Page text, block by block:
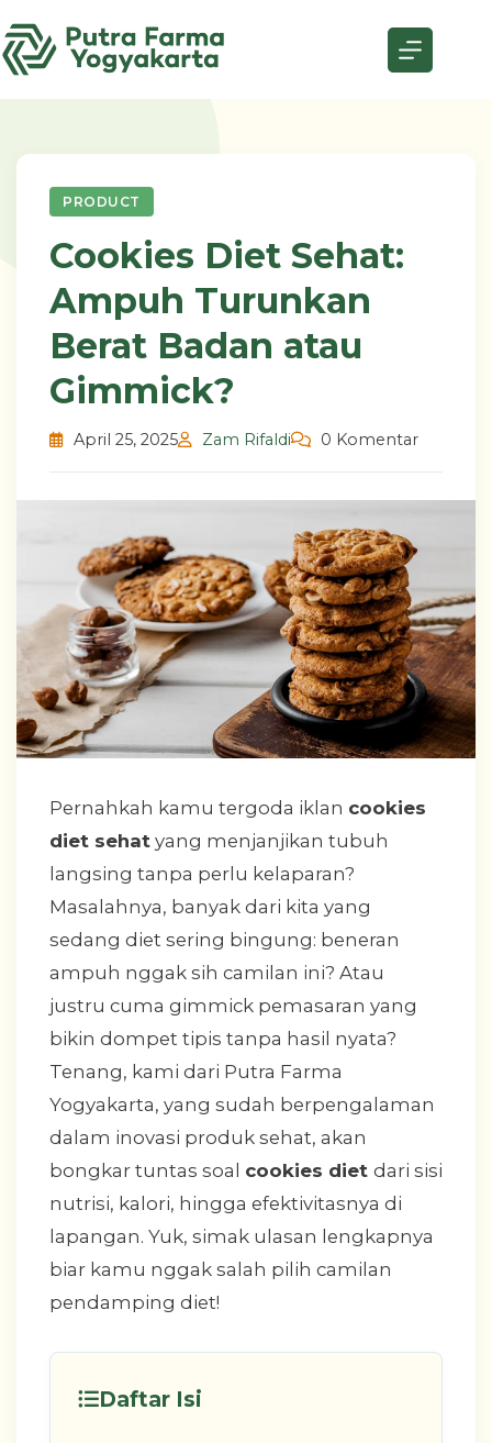
to
content
PRODUCT
Cookies Diet Sehat:
Ampuh Turunkan
Berat Badan atau
Gimmick?
April 25, 2025 Zam Rifaldi 0 Komentar
Pernahkah kamu tergoda iklan cookies
diet sehat yang menjanjikan tubuh
langsing tanpa perlu kelaparan?
Masalahnya, banyak dari kita yang
sedang diet sering bingung: beneran
ampuh nggak sih camilan ini? Atau
justru cuma gimmick pemasaran yang
bikin dompet tipis tanpa hasil nyata?
Tenang, kami dari Putra Farma
Yogyakarta, yang sudah berpengalaman
dalam inovasi produk sehat, akan
bongkar tuntas soal cookies diet dari sisi
nutrisi, kalori, hingga efektivitasnya di
lapangan. Yuk, simak ulasan lengkapnya
biar kamu nggak salah pilih camilan
pendamping diet!
Daftar Isi